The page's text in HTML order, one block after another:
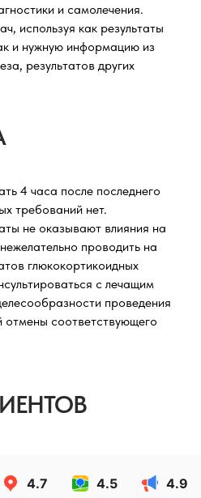
и самолечения.
используя как результаты
и нужную информацию из
результатов других
4 часа после последнего
требований нет.
не оказывают влияния на
проводить на
глюкокортикоидных
с лечащим
проведения
отмены соответствующего
4.7 4.5 4.9